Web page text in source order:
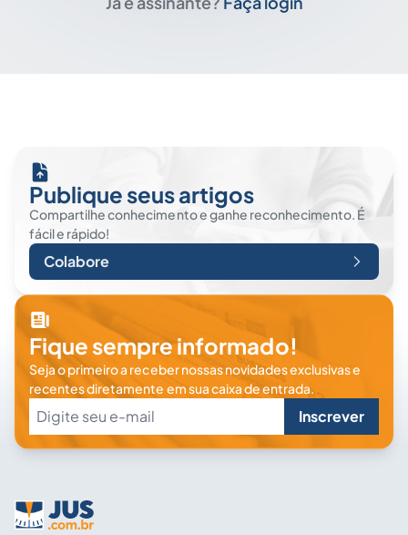
Publique seus artigos
Compartilhe conhecimento e ganhe reconhecimento. É
fácil e rápido!
Colabore
Fique sempre informado!
Seja o primeiro a receber nossas novidades exclusivas e
recentes diretamente em sua caixa de entrada.
Inscrever